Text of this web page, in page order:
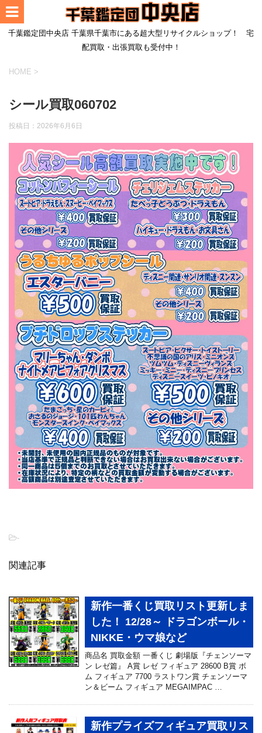
千葉鑑定団中央店 千葉県千葉市にある超大型リサイクルショップ！ 宅
配買取・出張買取も受付中！
HOME >
シール買取060702
投稿日： 2026年6月6日
-
関連記事
新作一番くじ買取リスト更新しま
した！ 12/28～ ドラゴンボール・
NIKKE・ウマ娘など
商品名 買取金額 一番くじ 劇場版『チェンソーマ
ン レゼ篇』 A賞 レゼ フィギュア 28600 B賞 ボ
ム フィギュア 7700 ラストワン賞 チェンソーマ
ン＆ビーム フィギュア MEGAIMPAC …
新作プライズフィギュア買取リス